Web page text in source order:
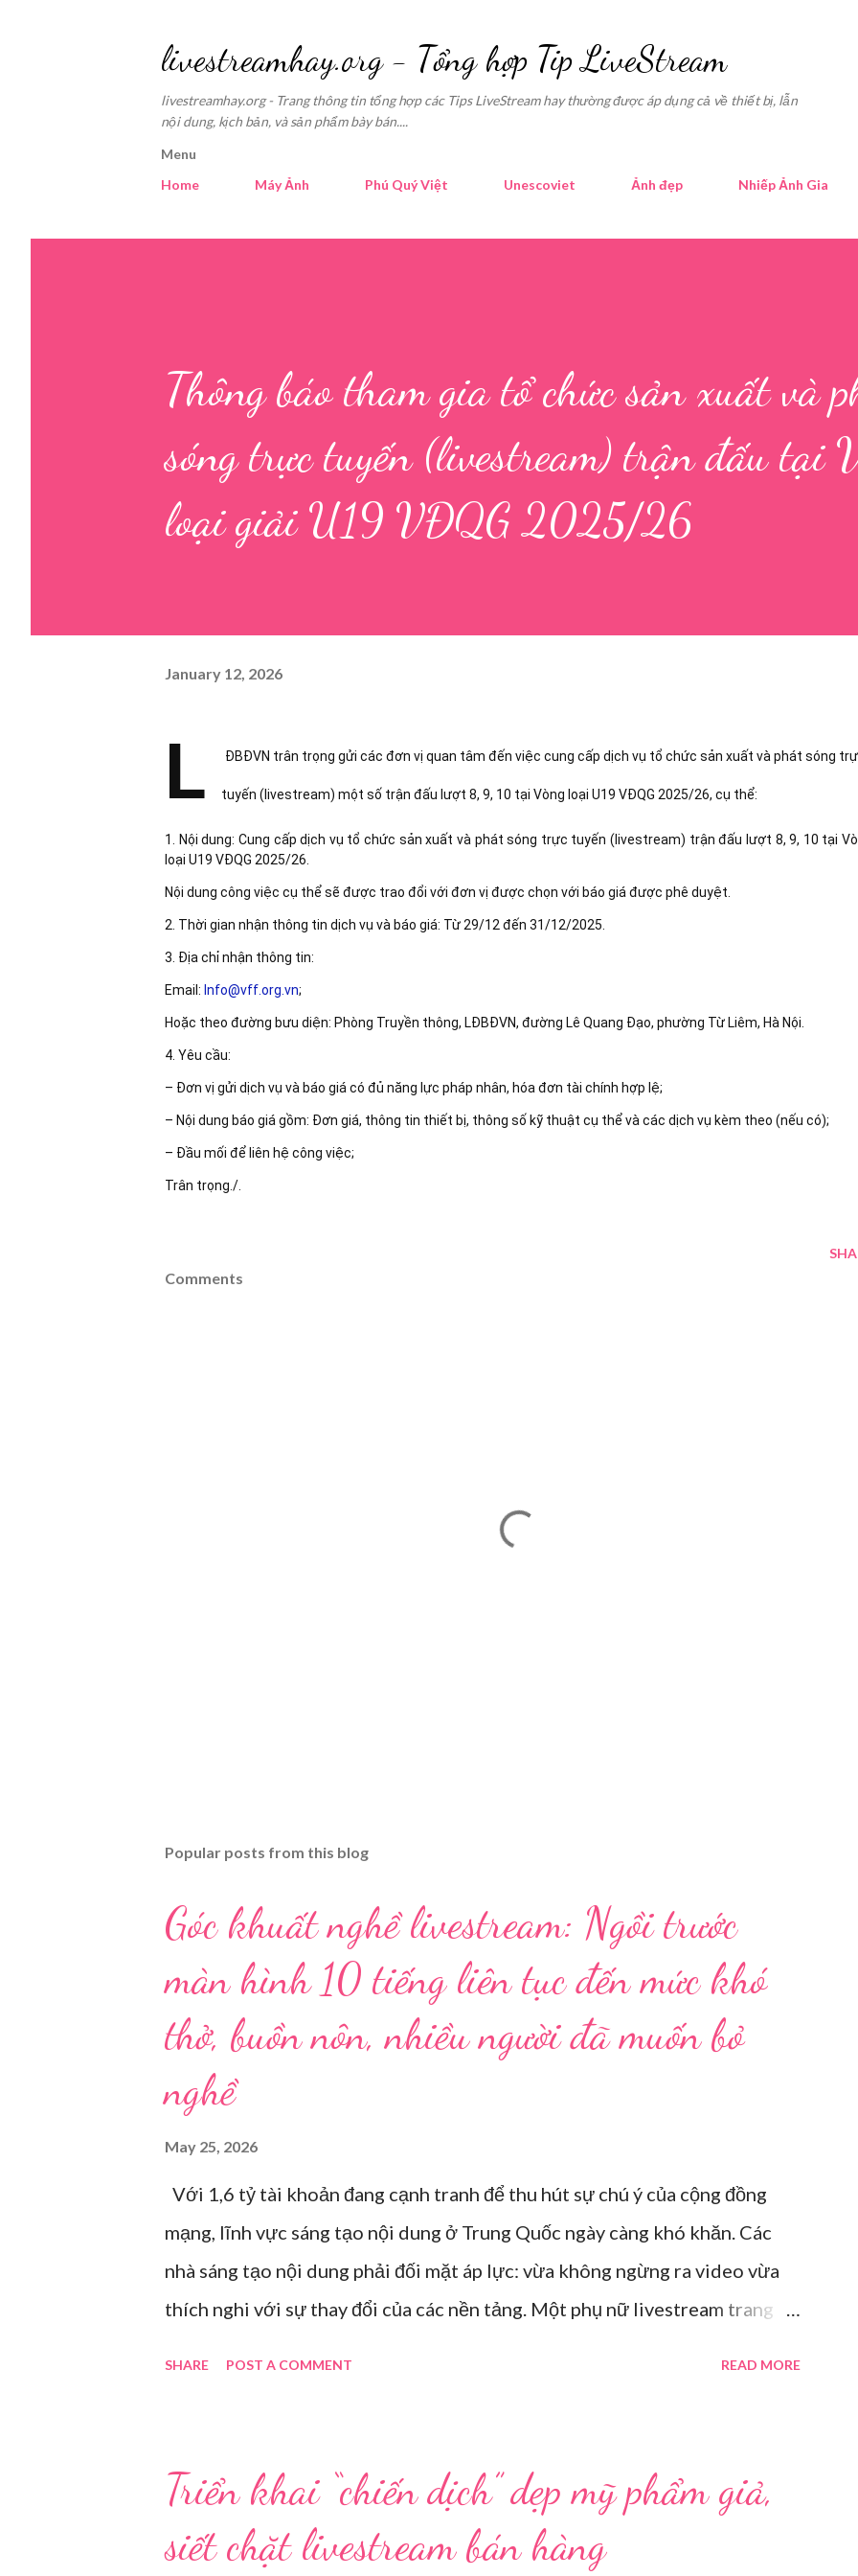
livestreamhay.org - Tổng hợp Tip LiveStream
livestreamhay.org - Trang thông tin tổng hợp các Tips LiveStream hay thường được áp dụng cả về thiết bị, lẫn
nội dung, kịch bản, và sản phẩm bày bán....
Menu
Home
Máy Ảnh Phú Quý Việt Unescoviet Ảnh đẹp Nhiếp Ảnh Gia
Thông báo tham gia tổ chức sản xuất và
sóng trực tuyến (livestream) trận đấu tại
loại giải U19 VĐQG 2025/26
January 12, 2026
L ĐBĐVN trân trọng gửi các đơn vị quan tâm đến việc cung cấp dịch vụ tổ chức sản xuất và phát sóng
tuyến (livestream) một số trận đấu lượt 8, 9, 10 tại Vòng loại U19 VĐQG 2025/26, cụ thể:
1. Nội dung: Cung cấp dịch vụ tổ chức sản xuất và phát sóng trực tuyến (livestream) trận đấu lượt 8, 9, 10 tại
loại U19 VĐQG 2025/26.
Nội dung công việc cụ thể sẽ được trao đổi với đơn vị được chọn với báo giá được phê duyệt.
2. Thời gian nhận thông tin dịch vụ và báo giá: Từ 29/12 đến 31/12/2025.
3. Địa chỉ nhận thông tin:
Email: Info@vff.org.vn;
Hoặc theo đường bưu diện: Phòng Truyền thông, LĐBĐVN, đường Lê Quang Đạo, phường Từ Liêm, Hà Nội.
4. Yêu cầu:
– Đơn vị gửi dịch vụ và báo giá có đủ năng lực pháp nhân, hóa đơn tài chính hợp lệ;
– Nội dung báo giá gồm: Đơn giá, thông tin thiết bị, thông số kỹ thuật cụ thể và các dịch vụ kèm theo (nếu có);
– Đầu mối để liên hệ công việc;
Trân trọng./.
Comments
Popular posts from this blog
Góc khuất nghề livestream: Ngồi trước
màn hình 10 tiếng liên tục đến mức khó
thở, buồn nôn, nhiều người đã muốn bỏ
nghề
May 25, 2026
Với 1,6 tỷ tài khoản đang cạnh tranh để thu hút sự chú ý của cộng đồng
mạng, lĩnh vực sáng tạo nội dung ở Trung Quốc ngày càng khó khăn. Các
nhà sáng tạo nội dung phải đối mặt áp lực: vừa không ngừng ra video vừa
thích nghi với sự thay đổi của các nền tảng. Một phụ nữ livestream trang
vài phút, phòng khách được sắp xếp lại. Hai đèn chiếu ngược sáng bật lên.
Một chiếc điện thoại được gắn cố định. Cả ba người vào vị trí. Wu đã chuẩn
SHARE POST A COMMENT READ MORE
Triển khai “chiến dịch” dẹp mỹ phẩm giả,
siết chặt livestream bán hàng